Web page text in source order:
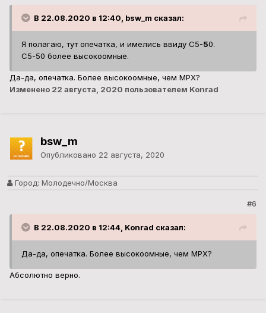
В 22.08.2020 в 12:40, bsw_m сказал:
Я полагаю, тут опечатка, и имелись ввиду С5-50.
С5-50 более высокоомные.
Да-да, опечатка. Более высокоомные, чем МРХ?
Изменено 22 августа, 2020 пользователем Konrad
bsw_m
Опубликовано 22 августа, 2020
Город: Молодечно/Москва
#6
В 22.08.2020 в 12:44, Konrad сказал:
Да-да, опечатка. Более высокоомные, чем МРХ?
Абсолютно верно.